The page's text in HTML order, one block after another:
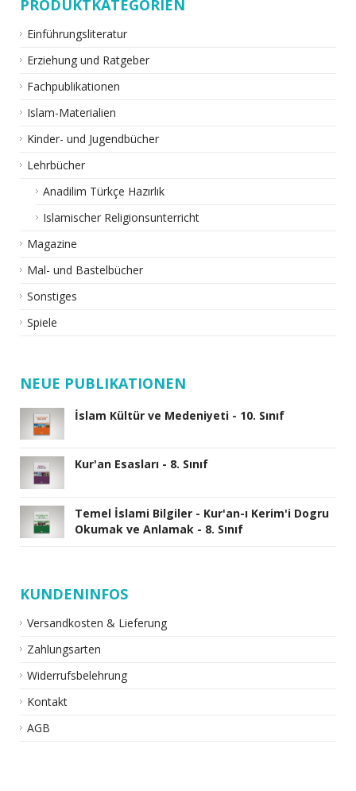
PRODUKTKATEGORIEN
Einführungsliteratur
Erziehung und Ratgeber
Fachpublikationen
Islam-Materialien
Kinder- und Jugendbücher
Lehrbücher
Anadilim Türkçe Hazırlık
Islamischer Religionsunterricht
Magazine
Mal- und Bastelbücher
Sonstiges
Spiele
NEUE PUBLIKATIONEN
İslam Kültür ve Medeniyeti - 10. Sınıf
Kur'an Esasları - 8. Sınıf
Temel İslami Bilgiler - Kur'an-ı Kerim'i Dogru
Okumak ve Anlamak - 8. Sınıf
KUNDENINFOS
Versandkosten & Lieferung
Zahlungsarten
Widerrufsbelehrung
Kontakt
AGB